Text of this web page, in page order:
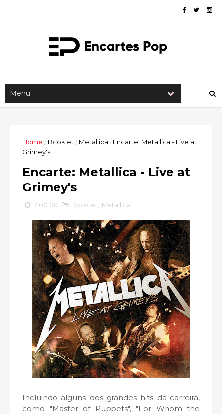
Home / Booklet / Metallica / Encarte: Metallica - Live at
Grimey's
Encarte: Metallica - Live at
Grimey's
17:00:00 Booklet Metallica
Incluindo alguns dos grandes hits da carreira,
como "Master of Puppets", "For Whom the